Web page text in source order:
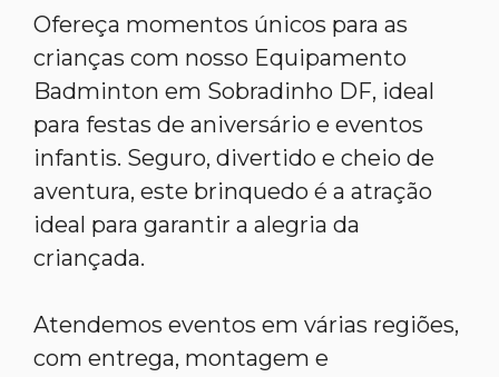
Ofereça momentos únicos para as
crianças com nosso Equipamento
Badminton em Sobradinho DF, ideal
para festas de aniversário e eventos
infantis. Seguro, divertido e cheio de
aventura, este brinquedo é a atração
ideal para garantir a alegria da
criançada.
Atendemos eventos em várias regiões,
com entrega, montagem e